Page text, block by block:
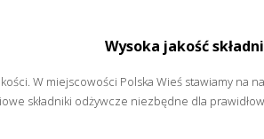
Wysoka jakość
W miejscowości Polska Wieś stawiamy
składniki odżywcze niezbędne dla